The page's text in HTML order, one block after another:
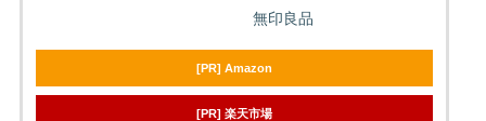
無印良品
[PR] Amazon
[PR] 楽天市場